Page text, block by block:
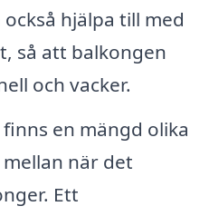
hjälpa till med
så att balkongen
och vacker.
finns en mängd olika
när det
Ett